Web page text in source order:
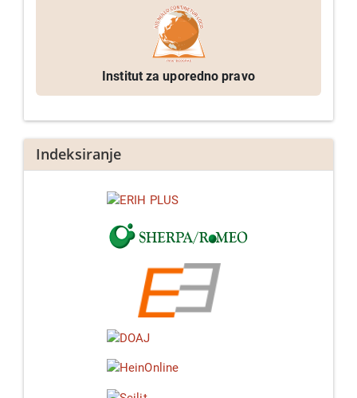
Institut za uporedno pravo
Indeksiranje